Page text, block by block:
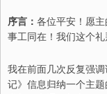
序言： 各位平安！愿
事工同在！我们这个礼
我在前面几次反复强
记》信息归纳一个主